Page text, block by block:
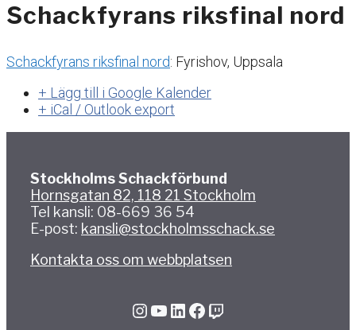
Schackfyrans riksfinal nord
Schackfyrans riksfinal nord: Fyrishov, Uppsala
+ Lägg till i Google Kalender
+ iCal / Outlook export
Stockholms Schackförbund
Hornsgatan 82, 118 21 Stockholm
Tel kansli: 08-669 36 54
E-post: kansli@stockholmsschack.se
Kontakta oss om webbplatsen
InstagramYouTube LinkedIn Facebook Twitch